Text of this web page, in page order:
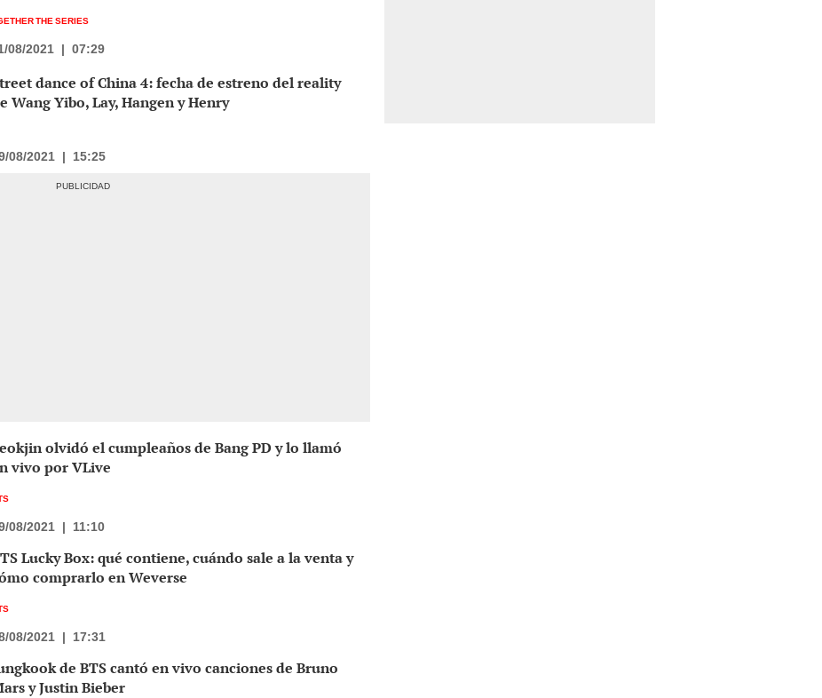
THE SERIES
08/2021 | 07:29
dance of China 4: fecha de estreno del reality
Wang Yibo, Lay, Hangen y Henry
08/2021 | 15:25
olvidó el cumpleaños de Bang PD y lo llamó
vivo por VLive
08/2021 | 11:10
Lucky Box: qué contiene, cuándo sale a la venta y
comprarlo en Weverse
08/2021 | 17:31
de BTS cantó en vivo canciones de Bruno
y Justin Bieber